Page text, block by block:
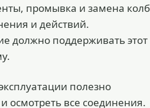
промывка и замена колб
и действий.
должно поддерживать этот
полезно
осмотреть все соединения.